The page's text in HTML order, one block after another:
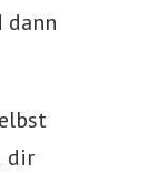
dann
dir